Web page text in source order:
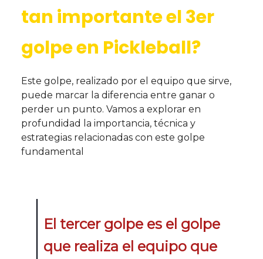
tan importante el 3er
golpe en Pickleball?
Este golpe, realizado por el equipo que sirve,
puede marcar la diferencia entre ganar o
perder un punto. Vamos a explorar en
profundidad la importancia, técnica y
estrategias relacionadas con este golpe
fundamental
El tercer golpe es el golpe
que realiza el equipo que